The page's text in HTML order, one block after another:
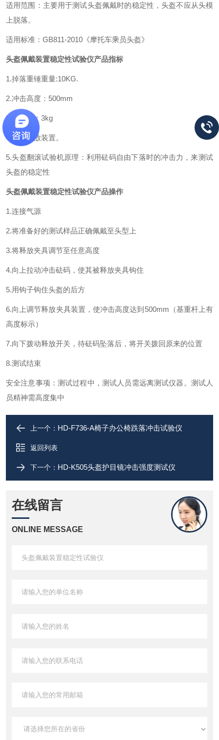
适用范围：主要用于测试头盔佩戴时的稳定性，头盔不应从头模
上脱落。
适用标准：GB811-2010《摩托车乘员头盔》
头盔佩戴装置稳定性试验仪产品指标
1.掉落重锤重量:10KG.
2.冲击高度：500mm
3.初负重：3kg
4.手动释放装置。
5.头盔翻滚试验机原理：利用砝码自由下落时的冲击力，来测试
头盔的稳定性
头盔佩戴装置稳定性试验仪产品操作
1.连接气源
2.将准备好的测试样品正确佩戴至头型上
3.将释放夹具调节至任意高度
4.向上拉动冲击砝码，使其被释放夹具钩住
5.用钩子钩住头盔的后方
6.向上调节释放夹具装置，使冲击高度达到500mm（基重杆上有
高度标示）
7.向下拨动释放开关，待砝码坠落后，将开关拨回原来的位置
8.测试结束
安全注意事项：测试过程中，测试人员需远离测试仪器。测试人
员精神需高度集中
上一个： HD-F736-A椅子办公椅跌落冲击试验仪
返回列表
下一个： HD-K505头盔护目镜冲击强度测试仪
在线留言
ONLINE MESSAGE